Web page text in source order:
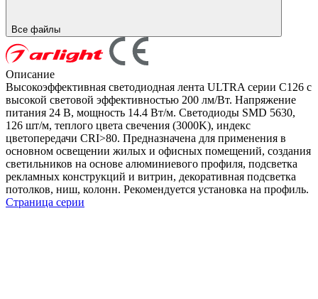
Все файлы
Описание
Высокоэффективная светодиодная лента ULTRA серии C126 с
высокой световой эффективностью 200 лм/Вт. Напряжение
питания 24 В, мощность 14.4 Вт/м. Светодиоды SMD 5630,
126 шт/м, теплого цвета свечения (3000K), индекс
цветопередачи CRI>80. Предназначена для применения в
основном освещении жилых и офисных помещений, создания
светильников на основе алюминиевого профиля, подсветка
рекламных конструкций и витрин, декоративная подсветка
потолков, ниш, колонн. Рекомендуется установка на профиль.
Страница серии